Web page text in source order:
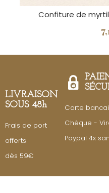
Confiture de
LIVRAISON
SOUS 48h
Frais de port
offerts
dès 59€
Carte
Chèque -
Paypal 4x